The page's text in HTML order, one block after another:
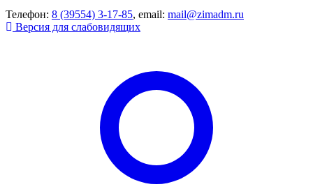
Телефон: 8 (39554) 3-17-85, email: mail@zimadm.ru
Версия для слабовидящих